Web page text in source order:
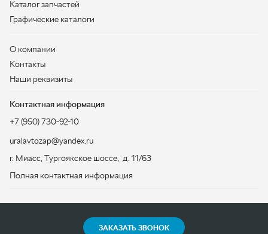
Контактная информация
+7 (950) 730-92-10
uralavtozap@yandex.ru
г. Миасс, Тургоякское шоссе, д. 11/63
Полная контактная информация
Политика конфиденциальности